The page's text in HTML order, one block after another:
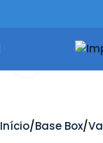
Início Base Box